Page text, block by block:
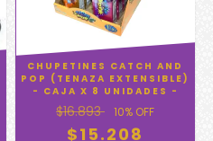
CHUPETINES CATCH AND
POP (TENAZA EXTENSIBLE)
- CAJA X 8 UNIDADES -
$16.893 10% OFF
$15.208